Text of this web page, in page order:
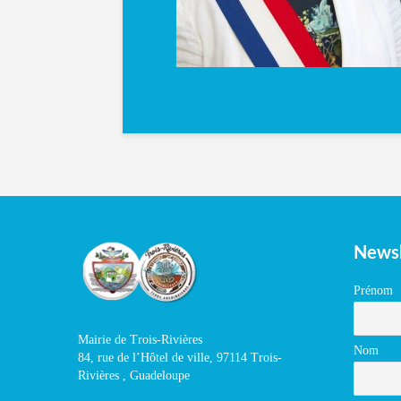
Mairie de Trois-Rivières
84, rue de l’Hôtel de ville, 97114 Trois-
Rivières , Guadeloupe
Prénom
Nom